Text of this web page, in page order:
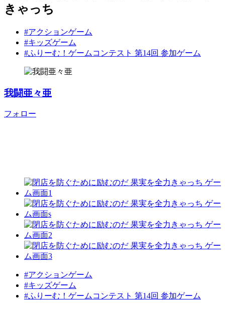
きゃっち
#アクションゲーム
#キッズゲーム
#ふりーむ！ゲームコンテスト 第14回 参加ゲーム
我闘亜々亜
フォロー
#アクションゲーム
#キッズゲーム
#ふりーむ！ゲームコンテスト 第14回 参加ゲーム